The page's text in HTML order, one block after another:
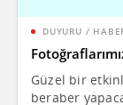
DUYURU /
Güzel bir
beraber